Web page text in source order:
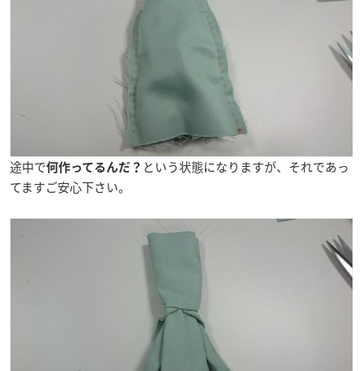
途中で何作ってるんだ？ という状態になりますが、それであっ
てますご安心下さい。